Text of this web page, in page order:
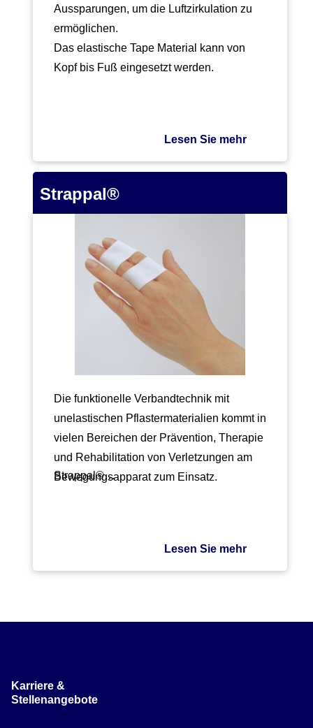
Aussparungen, um die Luftzirkulation zu
ermöglichen.
Das elastische Tape Material kann von
Kopf bis Fuß eingesetzt werden.
Lesen Sie mehr
Strappal®
Die funktionelle Verbandtechnik mit
unelastischen Pflastermaterialien kommt in
vielen Bereichen der Prävention, Therapie
und Rehabilitation von Verletzungen am
Bewegungsapparat zum Einsatz.
Strappal®…
Lesen Sie mehr
Karriere &
Stellenangebote